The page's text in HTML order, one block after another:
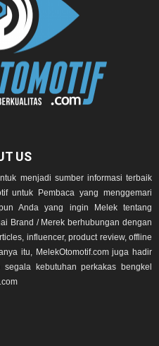
US
menjadi sumber informasi terbaik
untuk Pembaca yang menggemari
Anda yang ingin Melek tentang
Brand / Merek berhubungan dengan
influencer, product review, offline
itu, MelekOtomotif.com juga hadir
kebutuhan perkakas bengkel